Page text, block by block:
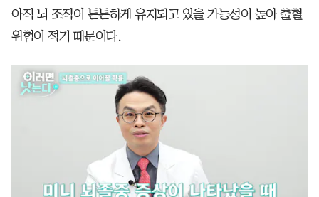
아직 뇌 조직이 튼튼하게 유지되고 있을 가능성이 높아 출혈
위험이 적기 때문이다.